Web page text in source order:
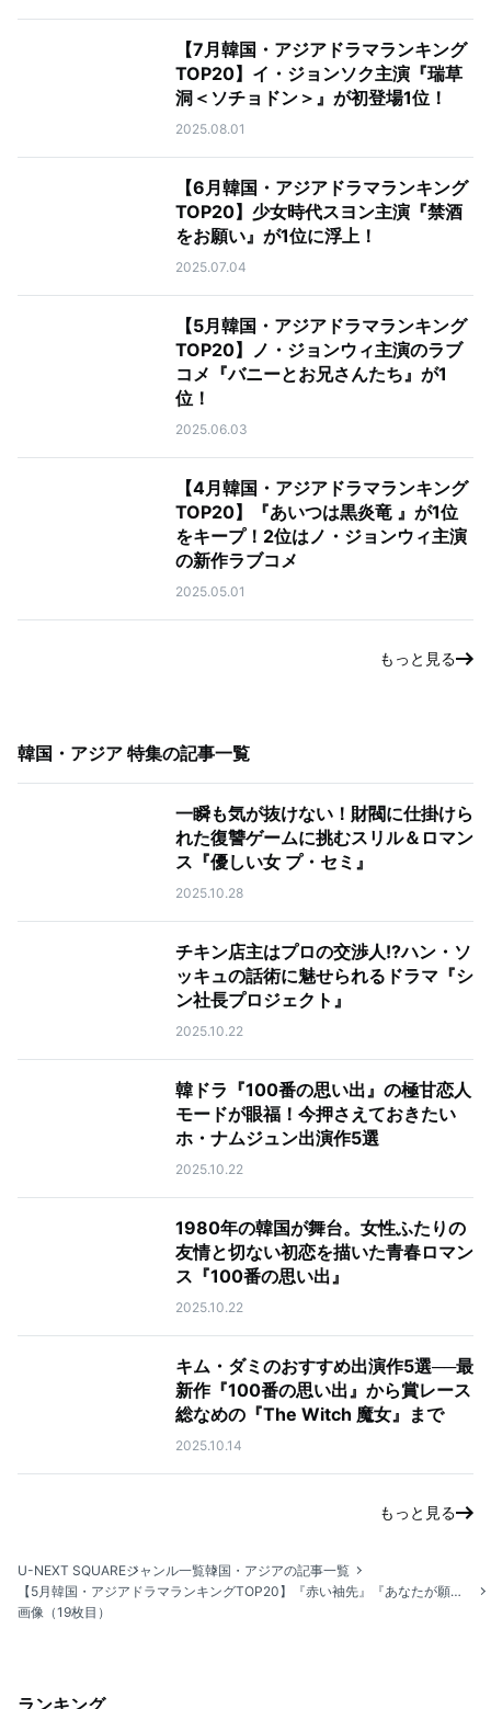
【7月韓国・アジアドラマランキング
TOP20】イ・ジョンソク主演『瑞草
洞＜ソチョドン＞』が初登場1位！
2025.08.01
【6月韓国・アジアドラマランキング
TOP20】少女時代スヨン主演『禁酒
をお願い』が1位に浮上！
2025.07.04
【5月韓国・アジアドラマランキング
TOP20】ノ・ジョンウィ主演のラブ
コメ『バニーとお兄さんたち』が1
位！
2025.06.03
【4月韓国・アジアドラマランキング
TOP20】『あいつは黒炎竜 』が1位
をキープ！2位はノ・ジョンウィ主演
の新作ラブコメ
2025.05.01
もっと見る
韓国・アジア 特集の記事一覧
一瞬も気が抜けない！財閥に仕掛けら
れた復讐ゲームに挑むスリル＆ロマン
ス『優しい女 プ・セミ』
2025.10.28
チキン店主はプロの交渉人!?ハン・ソ
ッキュの話術に魅せられるドラマ『シ
ン社長プロジェクト』
2025.10.22
韓ドラ『100番の思い出』の極甘恋人
モードが眼福！今押さえておきたい
ホ・ナムジュン出演作5選
2025.10.22
1980年の韓国が舞台。女性ふたりの
友情と切ない初恋を描いた青春ロマン
ス『100番の思い出』
2025.10.22
キム・ダミのおすすめ出演作5選──最
新作『100番の思い出』から賞レース
総なめの『The Witch 魔女』まで
2025.10.14
もっと見る
U-NEXT SQUAREジャンル一覧韓国・アジアの記事一覧
【5月韓国・アジアドラマランキングTOP20】『赤い袖先』『あなたが願いを言えば』など最新ドラマがランクイン
画像（19枚目）
ランキング